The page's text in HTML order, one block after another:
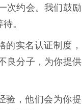
次约会。我们鼓励
。
实名认证制度，
良分子，为你提供
验，他们会为你提